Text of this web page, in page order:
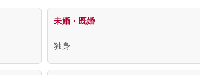
未婚・既婚
独身